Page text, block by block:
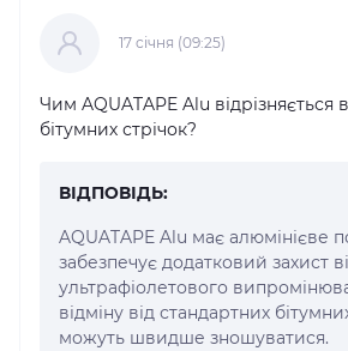
17 cічня (09:25)
Чим AQUATAPE Alu відрізняється
бітумних стрічок?
ВІДПОВІДЬ:
AQUATAPE Alu має алюмінієве
забезпечує додатковий захист
ультрафіолетового
відміну від стандартних
можуть швидше зношуватися.